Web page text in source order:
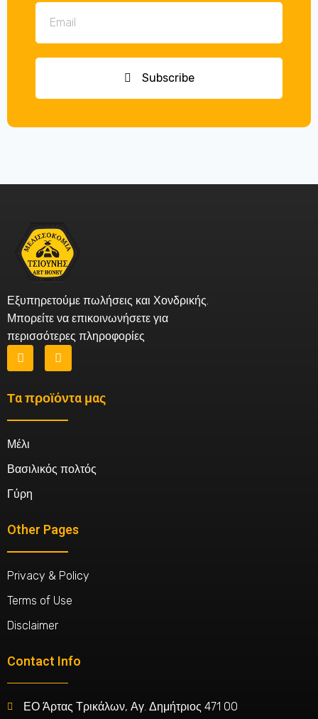
Subscribe
Εξυπηρετούμε πωλήσεις και Χονδρικής.
Μπορείτε να επικοινωνήσετε για
περισσότερες πληροφορίες
Τα προϊόντα μας
Μέλι
Βασιλικός πολτός
Γύρη
Other Pages
Privacy & Policy
Terms of Use
Disclaimer
Contact Info
ΕΟ Άρτας Τρικάλων, Αγ. Δημήτριος 471 00